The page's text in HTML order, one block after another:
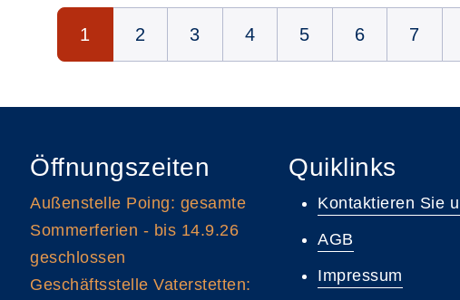
1 2 3 4 5 6 7
Öffnungszeiten
Außenstelle Poing: gesamte
Sommerferien - bis 14.9.26
geschlossen
Geschäftsstelle Vaterstetten:
Quiklinks
Kontaktieren Sie
AGB
Impressum